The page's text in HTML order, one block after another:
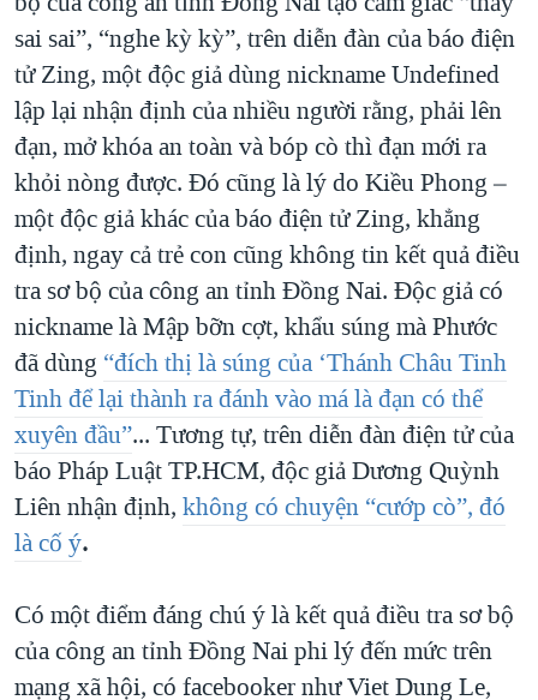
sai sai”, “nghe kỳ kỳ”, trên diễn đàn của báo điện
tử Zing, một độc giả dùng nickname Undefined
lập lại nhận định của nhiều người rằng, phải lên
đạn, mở khóa an toàn và bóp cò thì đạn mới ra
khỏi nòng được. Đó cũng là lý do Kiều Phong –
một độc giả khác của báo điện tử Zing, khẳng
định, ngay cả trẻ con cũng không tin kết quả điều
tra sơ bộ của công an tỉnh Đồng Nai. Độc giả có
nickname là Mập bỡn cợt, khẩu súng mà Phước
đã dùng “đích thị là súng của ‘Thánh Châu Tinh
Tinh để lại thành ra đánh vào má là đạn có thể
xuyên đầu”... Tương tự, trên diễn đàn điện tử của
báo Pháp Luật TP.HCM, độc giả Dương Quỳnh
Liên nhận định, không có chuyện “cướp cò”, đó
là cố ý.
Có một điểm đáng chú ý là kết quả điều tra sơ bộ
của công an tỉnh Đồng Nai phi lý đến mức trên
mạng xã hội, có facebooker như Viet Dung Le,